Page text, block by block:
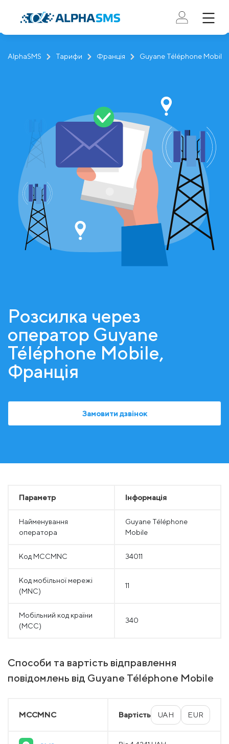
AlphaSMS Тарифи Франція Guyane Téléphone Mobile
Розсилка через
оператор Guyane
Téléphone Mobile,
Франція
Замовити дзвінок
Параметр Інформація
Найменування
оператора
Guyane Téléphone
Mobile
Код MCCMNC 34011
Код мобільної мережі
(MNC)
11
Мобільний код країни
(MCC)
340
Способи та вартість відправлення
повідомлень від Guyane Téléphone Mobile
MCCMNC Вартість UAH EUR